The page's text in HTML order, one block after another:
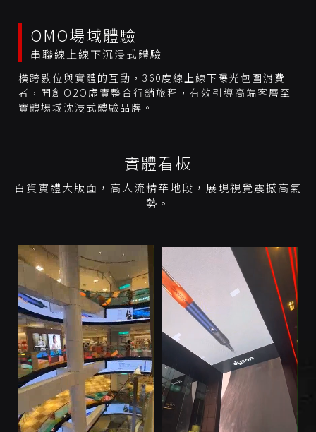
OMO場域體驗
串聯線上線下沉浸式體驗
橫跨數位與實體的互動，360度線上線下曝光包圍消費
者，開創O2O虛實整合行銷旅程，有效引導高端客層至
實體場域沈浸式體驗品牌。
實體看板
百貨實體大版面，高人流精華地段，展現視覺震撼高氣
勢。